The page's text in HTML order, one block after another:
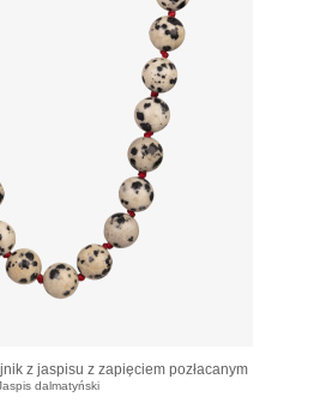
z jaspisu z zapięciem pozłacanym
dalmatyński